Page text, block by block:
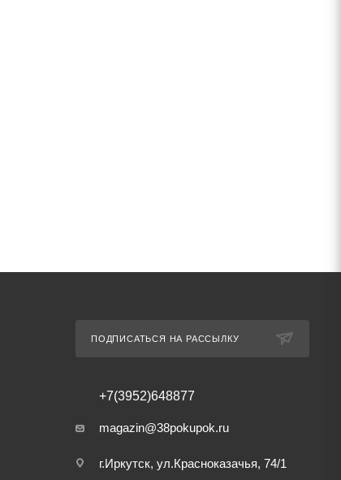
ПОДПИСАТЬСЯ НА РАССЫЛКУ
+7(3952)648877
magazin@38pokupok.ru
г.Иркутск, ул.Красноказачья, 74/1